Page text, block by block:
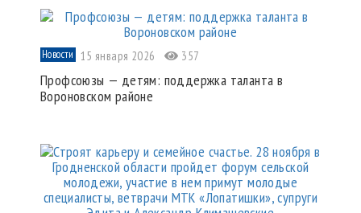
Новости 15 января 2026 357
Профсоюзы — детям: поддержка таланта в
Вороновском районе